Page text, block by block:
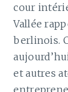
cour
Vallée
berlinois.
et autres